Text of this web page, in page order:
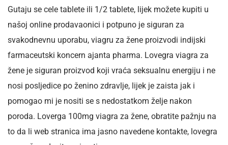
Gutaju se cele tablete ili 1/2 tablete, lijek možete kupiti u
našoj online prodavaonici i potpuno je siguran za
svakodnevnu uporabu, viagru za žene proizvodi indijski
farmaceutski koncern ajanta pharma. Lovegra viagra za
žene je siguran proizvod koji vraća seksualnu energiju i ne
nosi posljedice po ženino zdravlje, lijek je zaista jak i
pomogao mi je nositi se s nedostatkom želje nakon
poroda. Loverga 100mg viagra za žene, obratite pažnju na
to da li web stranica ima jasno navedene kontakte, lovegra